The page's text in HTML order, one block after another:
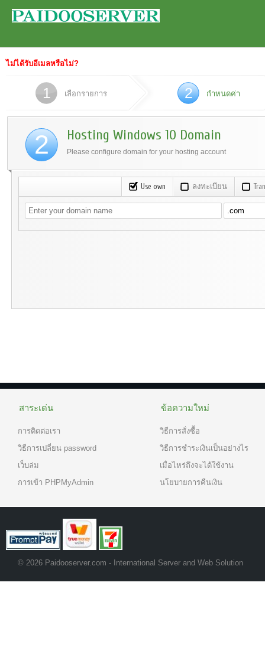
ไม่ได้รับอีเมลหรือไม่?
1 เลือกรายการ 2 กำหนดค่า
2 Hosting Windows 10 Domain
Please configure domain for your hosting account
Use own ลงทะเบียน
สาระเด่น
การติดต่อเรา
วิธีการเปลี่ยน password
เว็บล่ม
การเข้า PHPMyAdmin
ข้อความใหม่
วิธีการสั่งซื้อ
วิธีการชำระเงินเป็นอย่างไร
เมื่อไหร่ถึงจะได้ใช้งาน
นโยบายการคืนเงิน
© 2026 Paidooserver.com - International Server and Web Solution